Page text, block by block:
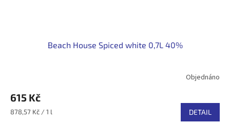
Beach House Spiced white 0,7L 40%
Objednáno
615 Kč
Měrná
878,57 Kč / 1 l DETAIL